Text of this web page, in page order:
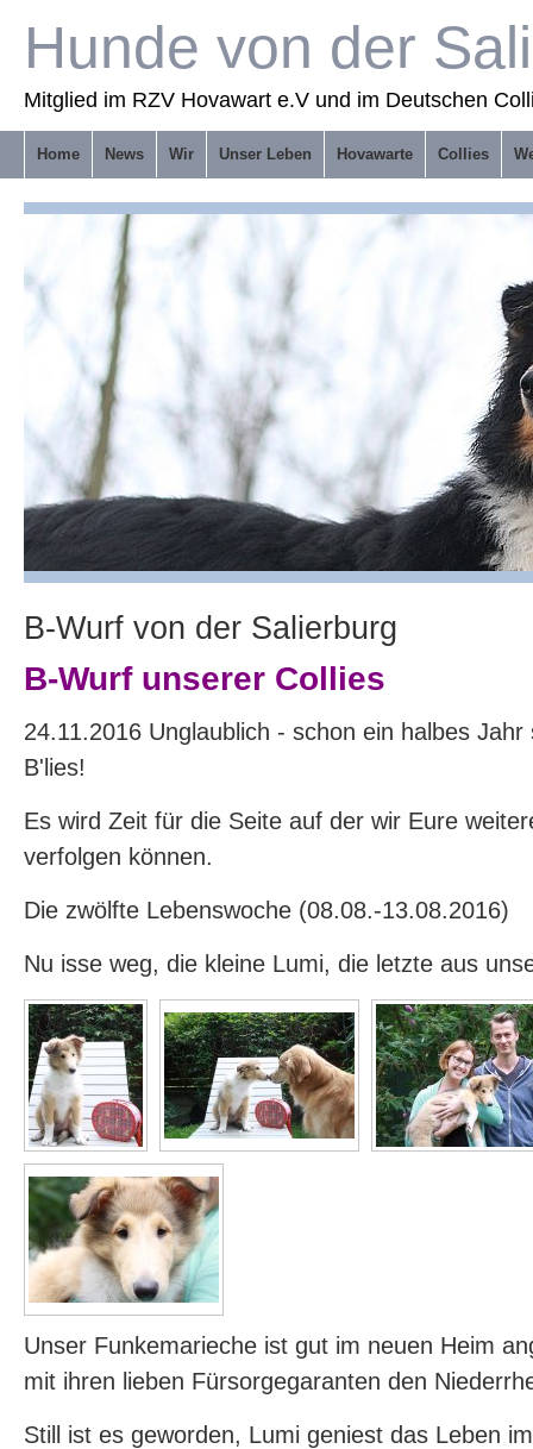
Hunde von der
Mitglied im RZV Hovawart e.V und im Deutschen
Home News Wir Unser Leben Hovawarte Collies
B-Wurf von der Salierburg
B-Wurf unserer Collies
24.11.2016 Unglaublich - schon ein halbes
B'lies!
Es wird Zeit für die Seite auf der wir Eure
verfolgen können.
Die zwölfte Lebenswoche (08.08.-13.08.2016)
Nu isse weg, die kleine Lumi, die letzte aus
Unser Funkemarieche ist gut im neuen Heim
mit ihren lieben Fürsorgegaranten den
Still ist es geworden, Lumi geniest das Leben